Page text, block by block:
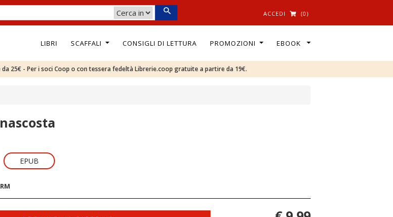
ACCEDI (0)
LIBRI SCAFFALI CONSIGLI DI LETTURA PROMOZIONI EBOOK
25€ - Per i soci Coop o con tessera fedeltà Librerie.coop gratuite a partire da 19€.
EPUB